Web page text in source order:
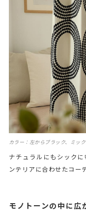
カラー：左からブラック、ミッ
ナチュラルにもシック
ンテリアに合わせたコー
モノトーンの中に広